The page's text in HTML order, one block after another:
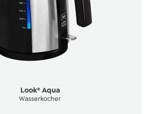
Look® Aqua
Wasserkocher